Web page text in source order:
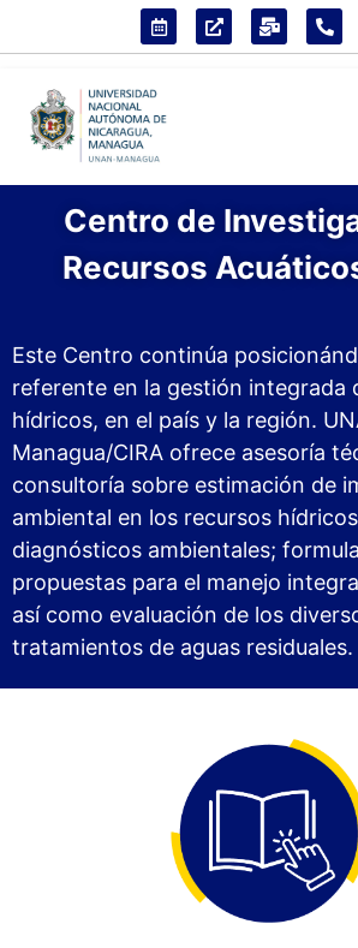
Centro de
Recursos
Este Centro continúa
referente en la gestión integrada
hídricos, en el país y la región.
Managua/CIRA ofrece asesoría
consultoría sobre estimación de
ambiental en los recursos
diagnósticos ambientales;
propuestas para el manejo
así como evaluación de los
tratamientos de aguas residuales.